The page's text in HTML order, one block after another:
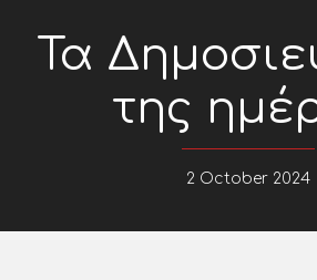
Τα
της
2 October 2024